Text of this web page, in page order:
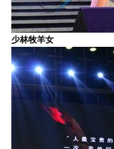
少林牧羊女